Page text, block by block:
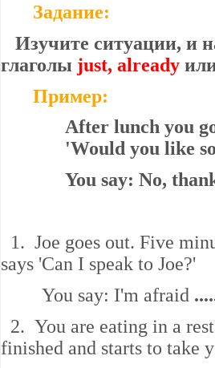
Задание:
Изучите ситуации, и
глаголы just, already
Пример:
After lunch you
'Would you like
You say: No,
1. Joe goes out. Five
says 'Can I speak to Joe?'
You say: I'm afraid ..
2. You are eating in a
finished and starts to take